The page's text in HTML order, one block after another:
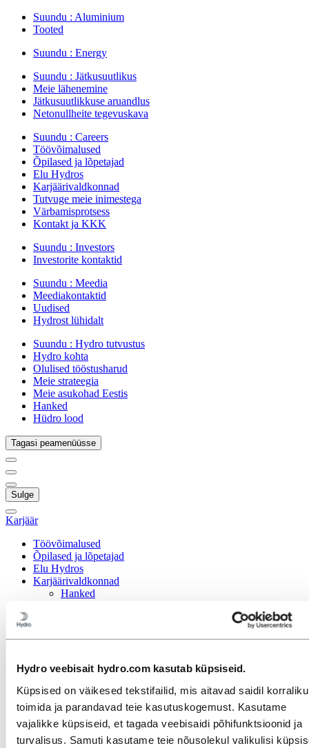
Hydro veebisait hydro.com kasutab küpsiseid.
Küpsised on väikesed tekstifailid, mis aitavad saidil
toimida ja parandavad teie kasutuskogemust. Kasutame
vajalikke küpsiseid, et tagada veebisaidi põhifunktsioonid ja
turvalisus. Samuti kasutame teie nõusolekul valikulisi
Suundu : Aluminium
Tooted
Suundu : Energy
Suundu : Jätkusuutlikus
Meie lähenemine
Jätkusuutlikkuse aruandlus
Netonullheite tegevuskava
Suundu : Careers
Töövõimalused
Õpilased ja lõpetajad
Elu Hydros
Karjäärivaldkonnad
Tutvuge meie inimestega
Värbamisprotsess
Kontakt ja KKK
Suundu : Investors
Investorite kontaktid
Suundu : Meedia
Meediakontaktid
Uudised
Hydrost lühidalt
Suundu : Hydro tutvustus
Hydro kohta
Olulised tööstusharud
Meie strateegia
Meie asukohad Eestis
Hanked
Hüdro lood
Tagasi peamenüüsse
Sulge
Karjäär
Töövõimalused
Õpilased ja lõpetajad
Elu Hydros
Karjäärivaldkonnad
Hanked
Inseneriteadus
Müük ja turundus
Portfellihaldus
Projektijuhtimine
Rahandus ja raamatupidamine
Strateegia ja äriarendus
Suhtlus